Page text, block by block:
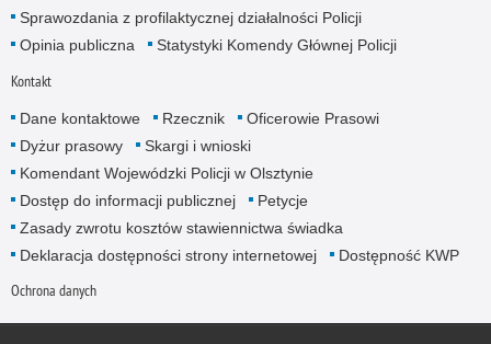
Sprawozdania z profilaktycznej działalności Policji
Opinia publiczna
Statystyki Komendy Głównej Policji
Kontakt
Dane kontaktowe Rzecznik
Oficerowie Prasowi
Dyżur prasowy
Skargi i wnioski
Komendant Wojewódzki Policji w Olsztynie
Dostęp do informacji publicznej
Petycje
Zasady zwrotu kosztów stawiennictwa świadka
Deklaracja dostępności strony internetowej
Dostępność KWP
Ochrona danych